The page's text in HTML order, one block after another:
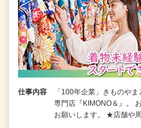
仕事内容
「100年企業」きものや
専門店『KIMONO＆』。
お願いします。 ★店舗や